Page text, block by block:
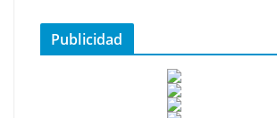
Publicidad